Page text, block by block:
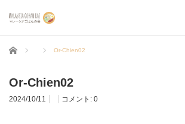
ホーム Or-Chien02
Or-Chien02
2024/10/11 コメント: 0